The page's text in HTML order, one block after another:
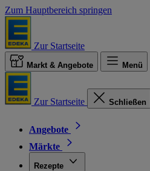
Zum Hauptbereich springen
Zur Startseite
Markt & Angebote Menü
Zur Startseite Schließen
Angebote
Märkte
Rezepte